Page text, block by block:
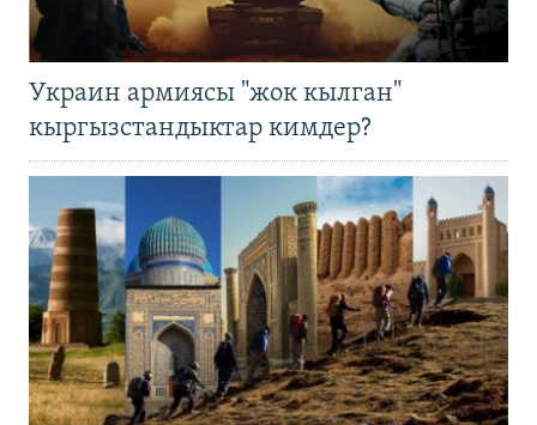
Украин армиясы "жок кылган"
кыргызстандыктар кимдер?